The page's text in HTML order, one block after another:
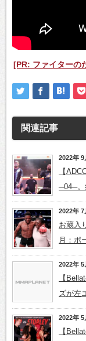
[PR: ファイターの
関連記事
2022年 9
【
─04─。
2022年 7
お蔵入
月：ポ
2022年 5
【
ズが左
2022年 5
【